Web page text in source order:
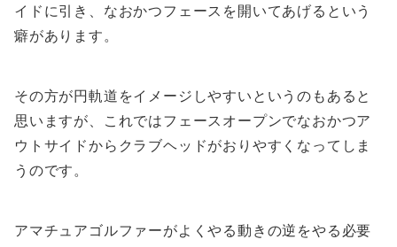
イドに引き、なおかつフェースを開いてあげるという
癖があります。
その方が円軌道をイメージしやすいというのもあると
思いますが、これではフェースオープンでなおかつア
ウトサイドからクラブヘッドがおりやすくなってしま
うのです。
アマチュアゴルファーがよくやる動きの逆をやる必要